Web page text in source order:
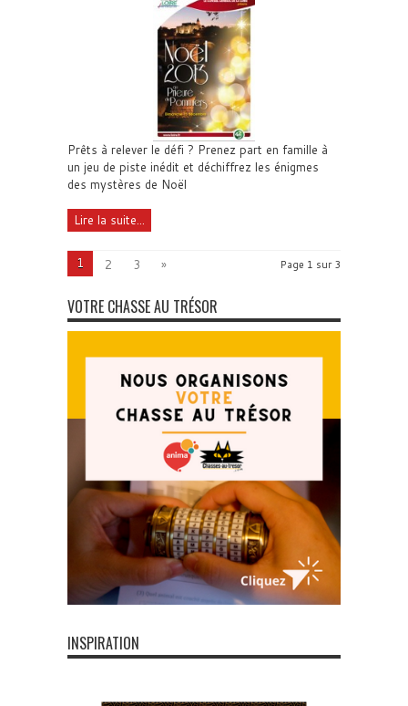
Prêts à relever le défi ? Prenez part en famille à
un jeu de piste inédit et déchiffrez les énigmes
des mystères de Noël
Lire la suite...
Page 1 sur 3
1 2 3 »
VOTRE CHASSE AU TRÉSOR
INSPIRATION